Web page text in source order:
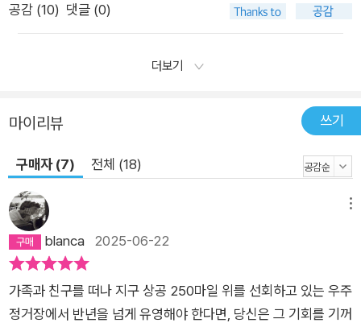
공감 (10) 댓글 (0)
더보기
마이리뷰 쓰기
구매자 (7) 전체 (18)
blanca 2025-06-22
가족과 친구를 떠나 지구 상공 250마일 위를 선회하고 있는 우주
정거장에서 반년을 넘게 유영해야 한다면, 당신은 그 기회를 기꺼